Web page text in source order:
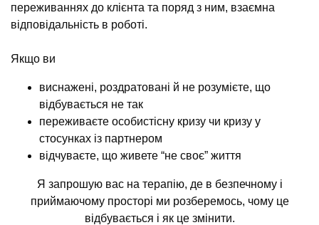
переживаннях до клієнта та поряд з ним, взаємна
відповідальність в роботі.
Якщо ви
виснажені, роздратовані й не розумієте, що
відбувається не так
переживаєте особистісну кризу чи кризу у
стосунках із партнером
відчуваєте, що живете “не своє” життя
Я запрошую вас на терапію, де в безпечному і
приймаючому просторі ми розберемось, чому це
відбувається і як це змінити.